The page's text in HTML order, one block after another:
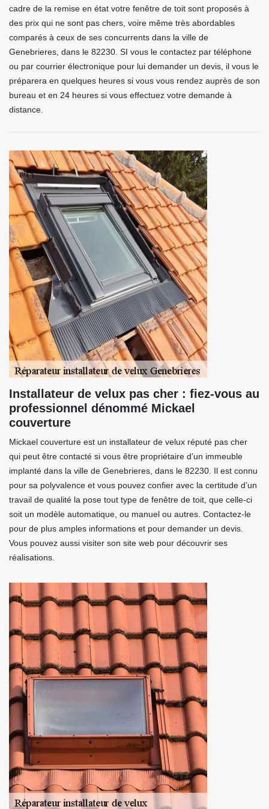
cadre de la remise en état votre fenêtre de toit sont proposés à
des prix qui ne sont pas chers, voire même très abordables
comparés à ceux de ses concurrents dans la ville de
Genebrieres, dans le 82230. SI vous le contactez par téléphone
ou par courrier électronique pour lui demander un devis, il vous le
préparera en quelques heures si vous vous rendez auprès de son
bureau et en 24 heures si vous effectuez votre demande à
distance.
Installateur de velux pas cher : fiez-vous au
professionnel dénommé Mickael
couverture
Mickael couverture est un installateur de velux réputé pas cher
qui peut être contacté si vous être propriétaire d’un immeuble
implanté dans la ville de Genebrieres, dans le 82230. Il est connu
pour sa polyvalence et vous pouvez confier avec la certitude d’un
travail de qualité la pose tout type de fenêtre de toit, que celle-ci
soit un modèle automatique, ou manuel ou autres. Contactez-le
pour de plus amples informations et pour demander un devis.
Vous pouvez aussi visiter son site web pour découvrir ses
réalisations.